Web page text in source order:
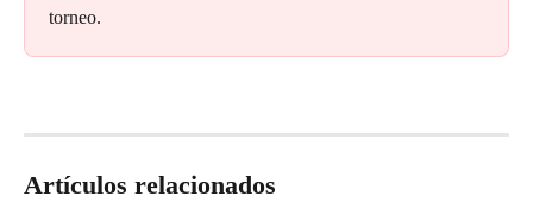
torneo.
Artículos relacionados